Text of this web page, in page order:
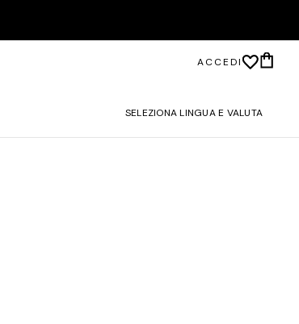
ACCEDI
SELEZIONA LINGUA E VALUTA